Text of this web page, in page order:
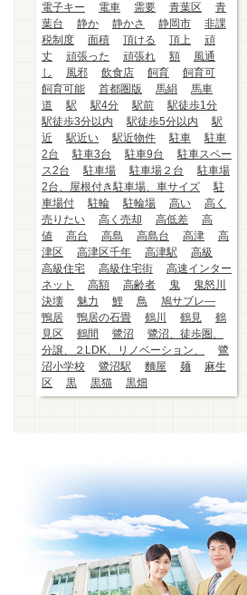
電子キー
電車 需要 青葉区
青
葉台
静か 静かさ 静岡市
非課
税制度
面積 頂ける 頂上
頑
丈
頑張った 頑張れ 額
風通
し
風邪 飲食店 飼育
飼育可
飼育可能
首都圏版 馬絹
馬車
道
駅 駅4分 駅前
駅徒歩1分
駅徒歩3分以内
駅徒歩5分以内
駅
近
駅近い 駅近物件 駐車
駐車
2台
駐車3台 駐車9台
駐車スペー
ス2台
駐車場 駐車場２台
駐車場
2台、屋根付き駐車場、車サイズ
駐
車場付
駐輪 駐輪場 高い
高く
売りたい
高く売却 高低差
高
値
高台 高島 高島台 高津
高
津区
高津区千年 高津駅
高級
高級住宅
高級住宅街
高速インター
ネット
高額 高齢者 鬼
鬼怒川
決壊
魅力 鯉 鳥
鳩サブレ―
鴨居
鴨居の石畳 鶴川 鶴見
鶴
見区
鶴間 鷺沼
鷺沼、徒歩圏、
分譲、２LDK、リノベーション、
鷺
沼小学校
鷺沼駅 麵屋 麺
麻生
区
黒 黒猫 黒畑